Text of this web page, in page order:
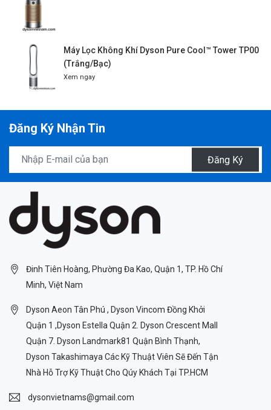
Máy Lọc Không Khí Dyson Pure Cool™ Tower TP00
(Trắng/Bạc)
Xem ngay
Đăng Ký Nhận Tin
Đăng Ký
Đinh Tiên Hoàng, Phường Đa Kao, Quận 1, TP. Hồ Chí
Minh, Việt Nam
Dyson Aeon Tân Phú , Dyson Vincom Đồng Khởi
Quận 1 ,Dyson Estella Quận 2. Dyson Crescent Mall
Quận 7. Dyson Landmark81 Quận Bình Thạnh,
Dyson Takashimaya Các Kỹ Thuật Viên Sẽ Đến Tận
Nhà Hỗ Trợ Kỹ Thuật Cho Qúy Khách Tại TP.HCM
dysonvietnams@gmail.com